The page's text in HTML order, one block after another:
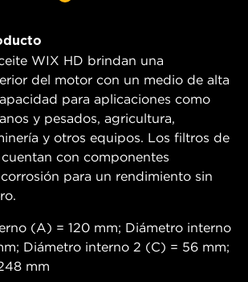
WIX HD brindan una
del motor con un medio de alta
para aplicaciones como
y pesados, agricultura,
y otros equipos. Los filtros de
con componentes
para un rendimiento sin
(A) = 120 mm; Diámetro interno
Diámetro interno 2 (C) = 56 mm;
mm